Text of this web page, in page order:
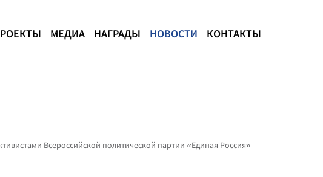
МЕДИА НАГРАДЫ НОВОСТИ КОНТАКТЫ
Всероссийской политической партии «Единая Россия»